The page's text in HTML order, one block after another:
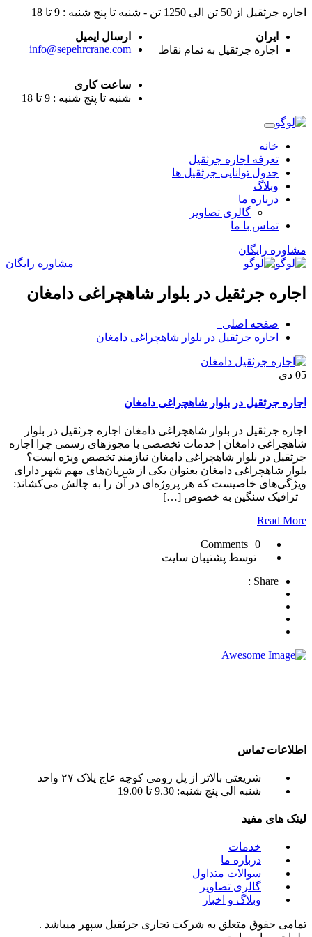
اجاره جرثقیل از 50 تن الی 1250 تن - شنبه تا پنج شنبه : 9 تا 18
ایران
اجاره جرثقیل به تمام نقاط
ارسال ایمیل
info@sepehrcrane.com
ساعت کاری
شنبه تا پنج شنبه : 9 تا 18
خانه
تعرفه اجاره جرثقیل
جدول توانایی جرثقیل ها
وبلاگ
درباره ما
گالری تصاویر
تماس با ما
مشاوره رایگان
مشاوره رایگان
اجاره جرثقیل در بلوار شاهچراغی دامغان
صفحه اصلی
اجاره جرثقیل در بلوار شاهچراغی دامغان
05 دی
اجاره جرثقیل در بلوار شاهچراغی دامغان
اجاره جرثقیل در بلوار شاهچراغی دامغان اجاره جرثقیل در بلوار
شاهچراغی دامغان | خدمات تخصصی با مجوزهای رسمی چرا اجاره
جرثقیل در بلوار شاهچراغی دامغان نیازمند تخصص ویژه است؟
بلوار شاهچراغی دامغان بعنوان یکی از شریان‌های مهم شهر دارای
ویژگی‌های خاصیست که هر پروژه‌ای در آن را به چالش می‌کشاند:
– ترافیک سنگین به خصوص […]
Read More
0 Comments
توسط پشتیبان سایت
Share :
اطلاعات تماس
شریعتی بالاتر از پل رومی کوچه عاج پلاک ۲۷ واحد
شنبه الی پنج شنبه: 9.30 تا 19.00
لینک های مفید
خدمات
درباره ما
سوالات متداول
گالری تصاویر
وبلاگ و اخبار
تمامی حقوق متعلق به شرکت تجاری جرثقیل سپهر میباشد .